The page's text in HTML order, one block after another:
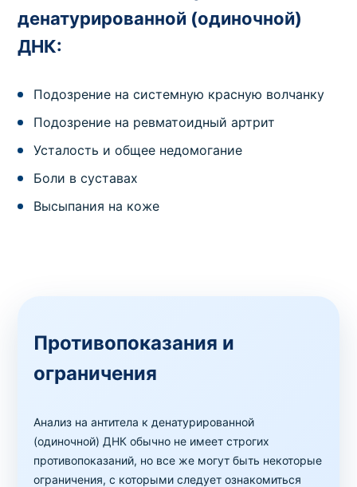
денатурированной (одиночной)
ДНК:
Подозрение на системную красную волчанку
Подозрение на ревматоидный артрит
Усталость и общее недомогание
Боли в суставах
Высыпания на коже
Противопоказания и
ограничения
Анализ на антитела к денатурированной
(одиночной) ДНК обычно не имеет строгих
противопоказаний, но все же могут быть некоторые
ограничения, с которыми следует ознакомиться